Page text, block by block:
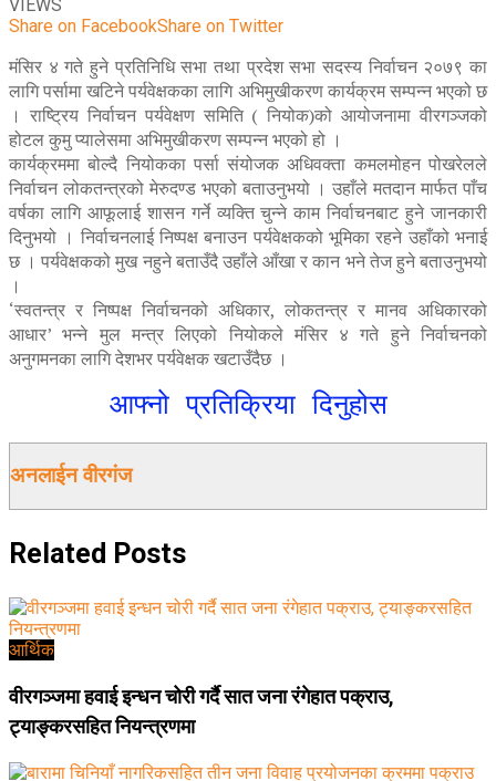
VIEWS
Share on FacebookShare on Twitter
मंसिर ४ गते हुने प्रतिनिधि सभा तथा प्रदेश सभा सदस्य निर्वाचन २०७९ का
लागि पर्सामा खटिने पर्यवेक्षकका लागि अभिमुखीकरण कार्यक्रम सम्पन्न भएको छ
। राष्ट्रिय निर्वाचन पर्यवेक्षण समिति ( नियोक)को आयोजनामा वीरगञ्जको
होटल कुमु प्यालेसमा अभिमुखीकरण सम्पन्न भएको हो ।
कार्यक्रममा बोल्दै नियोकका पर्सा संयोजक अधिवक्ता कमलमोहन पोखरेलले
निर्वाचन लोकतन्त्रको मेरुदण्ड भएको बताउनुभयो । उहाँले मतदान मार्फत पाँच
वर्षका लागि आफूलाई शासन गर्ने व्यक्ति चुन्ने काम निर्वाचनबाट हुने जानकारी
दिनुभयो । निर्वाचनलाई निष्पक्ष बनाउन पर्यवेक्षकको भूमिका रहने उहाँको भनाई
छ । पर्यवेक्षकको मुख नहुने बताउँदै उहाँले आँखा र कान भने तेज हुने बताउनुभयो
।
‘स्वतन्त्र र निष्पक्ष निर्वाचनको अधिकार, लोकतन्त्र र मानव अधिकारको
आधार’ भन्ने मुल मन्त्र लिएको नियोकले मंसिर ४ गते हुने निर्वाचनको
अनुगमनका लागि देशभर पर्यवेक्षक खटाउँदैछ ।
आफ्नो प्रतिक्रिया दिनुहोस
अनलाईन वीरगंज
Related Posts
आर्थिक
वीरगञ्जमा हवाई इन्धन चोरी गर्दै सात जना रंगेहात पक्राउ,
ट्याङ्करसहित नियन्त्रणमा